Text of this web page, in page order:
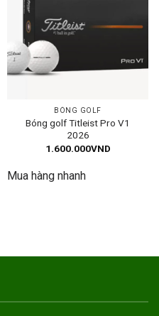
BÓNG GOLF
Bóng golf Titleist Pro V1
2026
1.600.000VND
Mua hàng nhanh